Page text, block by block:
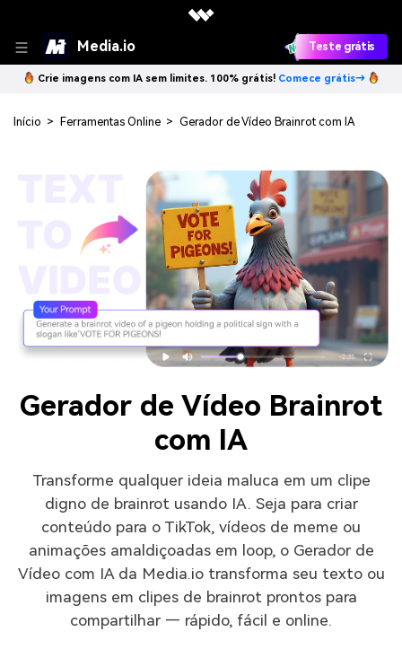
Media.io Teste grátis
Crie imagens com IA sem limites. 100% grátis! Comece grátis→
Início > Ferramentas Online > Gerador de Vídeo Brainrot com IA
Gerador de Vídeo Brainrot
com IA
Transforme qualquer ideia maluca em um clipe
digno de brainrot usando IA. Seja para criar
conteúdo para o TikTok, vídeos de meme ou
animações amaldiçoadas em loop, o Gerador de
Vídeo com IA da Media.io transforma seu texto ou
imagens em clipes de brainrot prontos para
compartilhar — rápido, fácil e online.